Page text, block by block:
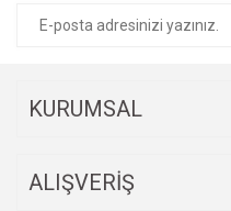
KURUMSAL
ALIŞVERİŞ